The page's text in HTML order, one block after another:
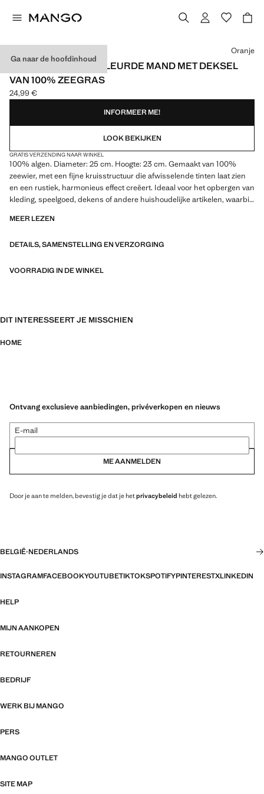
Ga naar de hoofdinhoud
MIDDELGROTE, GEKLEURDE MAND MET DEKSEL
VAN 100% ZEEGRAS
Huidige prijs [24,99 € ]
24,99 €
Kies een kleur
Oranje
INFORMEER ME!
LOOK BEKIJKEN
GRATIS VERZENDING NAAR WINKEL
100% algen. Diameter: 25 cm. Hoogte: 23 cm. Gemaakt van 100%
zeewier, met een fijne kruisstructuur die afwisselende tinten laat zien
en een rustiek, harmonieus effect creëert. Ideaal voor het opbergen van
kleding, speelgoed, dekens of andere huishoudelijke artikelen, waarbij
maten. Product in de uitverkoop
MEER LEZEN
DETAILS, SAMENSTELLING EN VERZORGING
VOORRADIG IN DE WINKEL
DIT INTERESSEERT JE MISSCHIEN
HOME
Ontvang exclusieve aanbiedingen, privéverkopen en nieuws
E-mail
ME AANMELDEN
Door je aan te melden, bevestig je dat je hetprivacybeleid hebt gelezen.
BELGIË·NEDERLANDS
INSTAGRAMFACEBOOKYOUTUBETIKTOKSPOTIFYPINTERESTXLINKEDIN
HELP
MIJN AANKOPEN
RETOURNEREN
BEDRIJF
WERK BIJ MANGO
PERS
MANGO OUTLET
SITE MAP